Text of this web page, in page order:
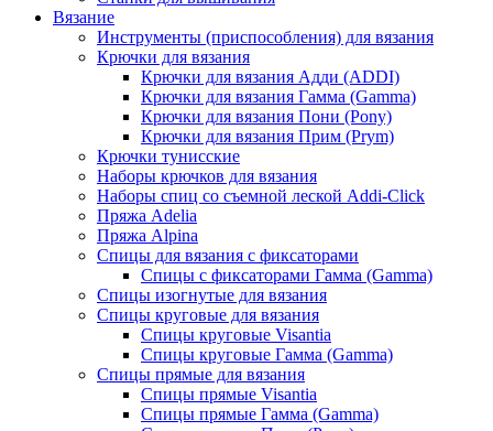
Вязание
Инструменты (приспособления) для вязания
Крючки для вязания
Крючки для вязания Адди (ADDI)
Крючки для вязания Гамма (Gamma)
Крючки для вязания Пони (Pony)
Крючки для вязания Прим (Prym)
Крючки тунисские
Наборы крючков для вязания
Наборы спиц со съемной леской Addi-Click
Пряжа Adelia
Пряжа Alpina
Спицы для вязания с фиксаторами
Спицы с фиксаторами Гамма (Gamma)
Спицы изогнутые для вязания
Спицы круговые для вязания
Спицы круговые Visantia
Спицы круговые Гамма (Gamma)
Спицы прямые для вязания
Спицы прямые Visantia
Спицы прямые Гамма (Gamma)